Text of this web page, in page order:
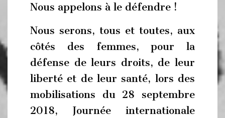
Nous appelons à le défendre !
Nous serons, tous et toutes, aux
côtés des femmes, pour la
défense de leurs droits, de leur
liberté et de leur santé, lors des
mobilisations du 28 septembre
2018, Journée internationale